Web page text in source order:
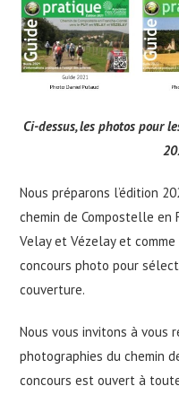
Ci-dessus, les photos pour
Nous préparons l’édition
chemin de Compostelle en
Velay et Vézelay et
concours photo pour
couverture.
Nous vous invitons à vous
photographies du chemin
concours est ouvert à